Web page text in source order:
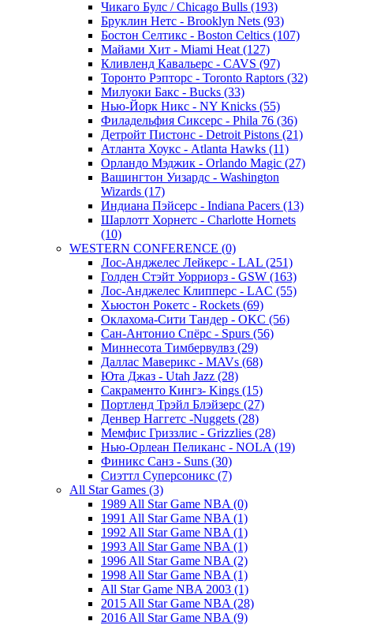
Чикаго Булс / Chicago Bulls (193)
Бруклин Нетс - Brooklyn Nets (93)
Бостон Селтикс - Boston Celtics (107)
Майами Хит - Miami Heat (127)
Кливленд Кавальерс - CAVS (97)
Торонто Рэпторс - Toronto Raptors (32)
Милуоки Бакс - Bucks (33)
Нью-Йорк Никс - NY Knicks (55)
Филадельфия Сиксерс - Phila 76 (36)
Детройт Пистонс - Detroit Pistons (21)
Атланта Хоукс - Atlanta Hawks (11)
Орландо Мэджик - Orlando Magic (27)
Вашингтон Уизардс - Washington
Wizards (17)
Индиана Пэйсерс - Indiana Pacers (13)
Шарлотт Хорнетс - Charlotte Hornets
(10)
WESTERN CONFERENCE (0)
Лос-Анджелес Лейкерс - LAL (251)
Голден Стэйт Уорриорз - GSW (163)
Лос-Анджелес Клипперс - LAC (55)
Хьюстон Рокетс - Rockets (69)
Оклахома-Сити Тандер - OKC (56)
Сан-Антонио Спёрс - Spurs (56)
Миннесота Тимбервулвз (29)
Даллас Маверикс - MAVs (68)
Юта Джаз - Utah Jazz (28)
Сакраменто Кингз- Kings (15)
Портленд Трэйл Блэйзерс (27)
Денвер Наггетс -Nuggets (28)
Мемфис Гриззлис - Grizzlies (28)
Нью-Орлеан Пеликанс - NOLA (19)
Финикс Санз - Suns (30)
Сиэттл Суперсоникс (7)
All Star Games (3)
1989 All Star Game NBA (0)
1991 All Star Game NBA (1)
1992 All Star Game NBA (1)
1993 All Star Game NBA (1)
1996 All Star Game NBA (2)
1998 All Star Game NBA (1)
All Star Game NBA 2003 (1)
2015 All Star Game NBA (28)
2016 All Star Game NBA (9)